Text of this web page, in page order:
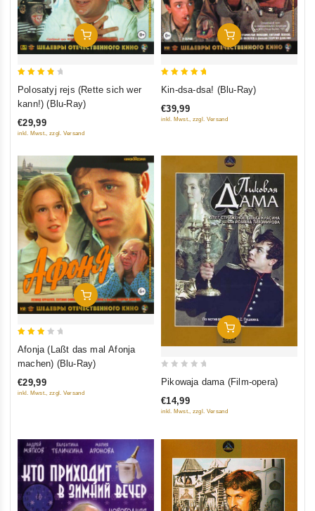
In Den Warenkorb
Polosatyj rejs (Rette sich wer
kann!) (Blu-Ray)
€29,99
inkl. Mwst., zzgl. Versand
In Den Warenkorb
Kin-dsa-dsa! (Blu-Ray)
€39,99
inkl. Mwst., zzgl. Versand
In Den Warenkorb
Afonja (Laßt das mal Afonja
machen) (Blu-Ray)
€29,99
inkl. Mwst., zzgl. Versand
In Den Warenkorb
of
Pikowaja dama (Film-opera)
€14,99
inkl. Mwst., zzgl. Versand